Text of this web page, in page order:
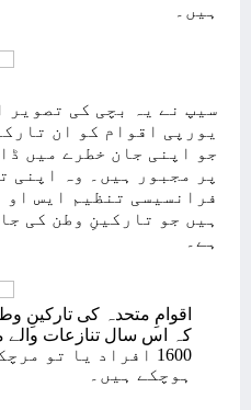
ہیں۔
سیپ نے یہ بچی کی تصویر
یورپی اقوام کو ان
جو اپنی جان خطرے میں
پر مجبور ہیں۔ وہ اپنی
فرانسیسی تنظیم ایس او
ہیں جو تارکینِ وطن کی
ہے۔
اقوامِ متحدہ کی تارکینِ
کہ اس سال تنازعات والے
1600 افراد یا تو
ہوچکے ہیں۔